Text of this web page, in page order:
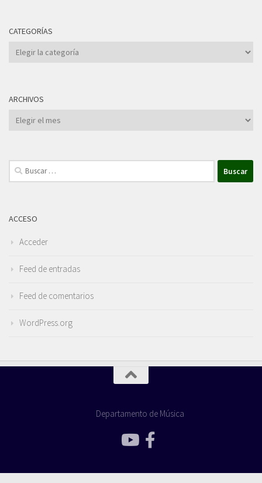
CATEGORÍAS
Categorías
ARCHIVOS
Archivos
Buscar:
ACCESO
Acceder
Feed de entradas
Feed de comentarios
WordPress.org
Departamento de Música